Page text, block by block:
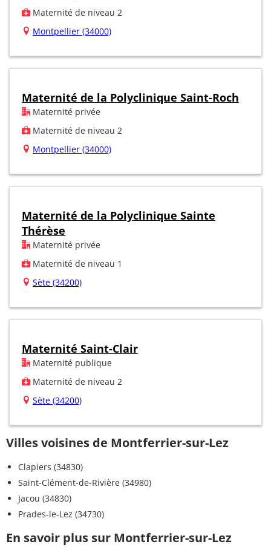
Maternité de niveau 2
Montpellier (34000)
Maternité de la Polyclinique Saint-Roch
Maternité privée
Maternité de niveau 2
Montpellier (34000)
Maternité de la Polyclinique Sainte
Thérèse
Maternité privée
Maternité de niveau 1
Sète (34200)
Maternité Saint-Clair
Maternité publique
Maternité de niveau 2
Sète (34200)
Villes voisines de Montferrier-sur-Lez
Clapiers (34830)
Saint-Clément-de-Rivière (34980)
Jacou (34830)
Prades-le-Lez (34730)
En savoir plus sur Montferrier-sur-Lez